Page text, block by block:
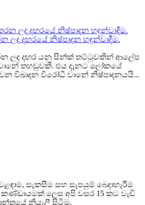
ලද දඟරයේ නිෂ්පාදන හඳුන්වාදීම.
ලද දඟර යනු සින්ක් තට්ටුවකින් ආලේප
තහඩුවකි. එය දැනට ලෝකයේ
විඛාදන විරෝධී වානේ නිෂ්පාදනයයි...
සැකසීම සහ සැපයුම් බෙදාහැරීම
ලෙස අපි වසර 15 කට වැඩි
නියැලී සිටිමු.